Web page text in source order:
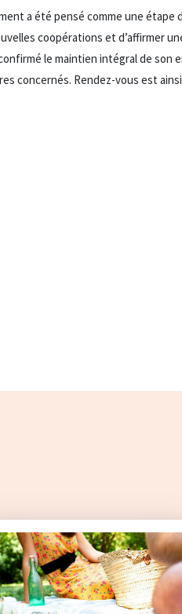
a été pensé comme une
coopérations et d’affirmer
le maintien intégral de son
concernés. Rendez-vous est